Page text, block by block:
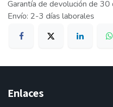
Garantía de devolución de 30
Envío: 2-3 días laborales
Enlaces